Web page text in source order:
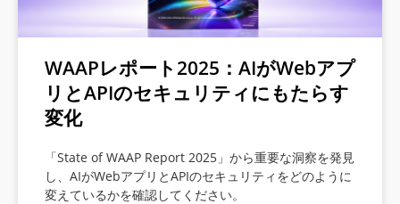
WAAPレポート2025：AIがWebアプ
リとAPIのセキュリティにもたらす
変化
「State of WAAP Report 2025」から重要な洞察を発見
し、AIがWebアプリとAPIのセキュリティをどのように
変えているかを確認してください。